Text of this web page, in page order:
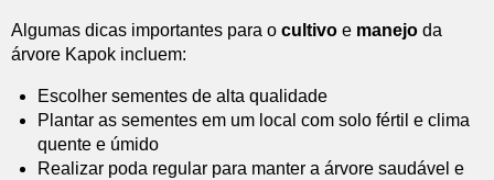
Algumas dicas importantes para o cultivo e manejo da
árvore Kapok incluem:
Escolher sementes de alta qualidade
Plantar as sementes em um local com solo fértil e clima
quente e úmido
Realizar poda regular para manter a árvore saudável e